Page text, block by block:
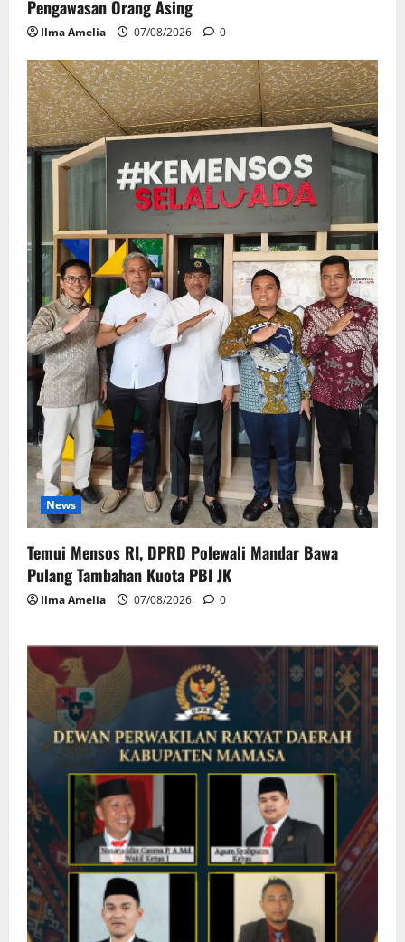
Pengawasan Orang Asing
Ilma Amelia 07/08/2026 0
News
Temui Mensos RI, DPRD Polewali Mandar Bawa
Pulang Tambahan Kuota PBI JK
Ilma Amelia 07/08/2026 0